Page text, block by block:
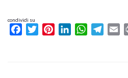
condividi su
FacebookTwitterPinterestLinkedInWhatsApp